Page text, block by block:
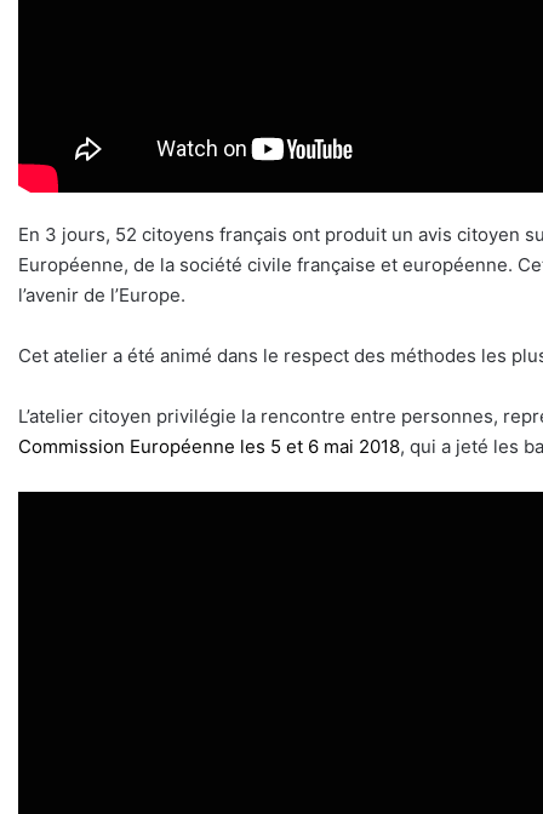
En 3 jours, 52 citoyens français ont produit un avis citoyen
Européenne, de la société civile française et européenne.
l’avenir de l’Europe.
Cet atelier a été animé dans le respect des méthodes les
L’atelier citoyen privilégie la rencontre entre personnes,
Commission Européenne les 5 et 6 mai 2018, qui a jeté les